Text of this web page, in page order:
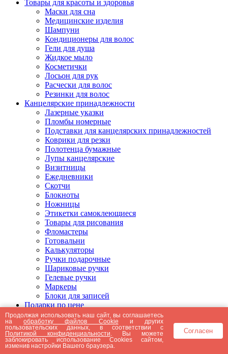
Товары для красоты и здоровья
Маски для сна
Медицинские изделия
Шампуни
Кондиционеры для волос
Гели для душа
Жидкое мыло
Косметички
Лосьон для рук
Расчески для волос
Резинки для волос
Канцелярские принадлежности
Лазерные указки
Пломбы номерные
Подставки для канцелярских принадлежностей
Коврики для резки
Полотенца бумажные
Лупы канцелярские
Визитницы
Ежедневники
Скотчи
Блокноты
Ножницы
Этикетки самоклеющиеся
Товары для рисования
Фломастеры
Готовальни
Калькуляторы
Ручки подарочные
Шариковые ручки
Гелевые ручки
Маркеры
Блоки для записей
Подарки по цене
Подарки от 5000 рублей
Подарки до 5000 рублей
Подарки до 3000 рублей
Подарки до 2000 рублей
Подарки до 1000 рублей
Продолжая использовать наш сайт, вы соглашаетесь
наобработку файлов Cookie и других
пользовательских данных, в соответствии с
Политикой конфиденциальности . Вы можете
заблокировать использование Cookies сайтом,
изменив настройки Вашего браузера.
Согласен